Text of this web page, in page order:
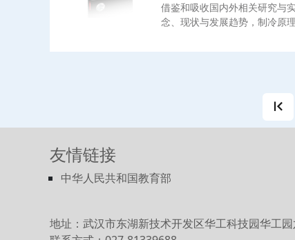
借鉴和吸收国内外相关研究与
念、现状与发展趋势，制冷原
有较高的实用价值。本书的特
微观操作相结合，经典知识与
例相结合，可作为培养冷链物
友情链接
中华人民共和国教育部
地址：武汉市东湖新技术开发区华工科技园华工